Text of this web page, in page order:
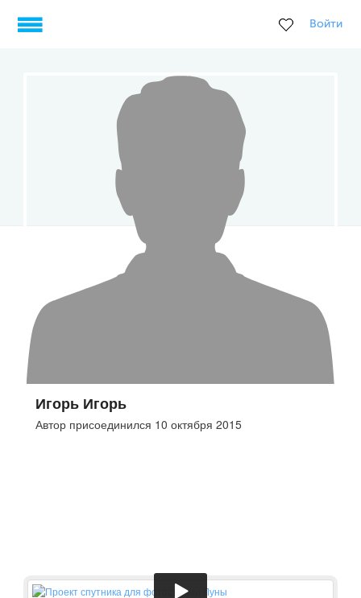
Войти
Игорь Игорь
Автор присоединился 10 октября 2015